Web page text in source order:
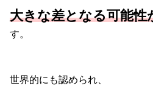
大きな差となる可能性
す。
世界的にも認められ、